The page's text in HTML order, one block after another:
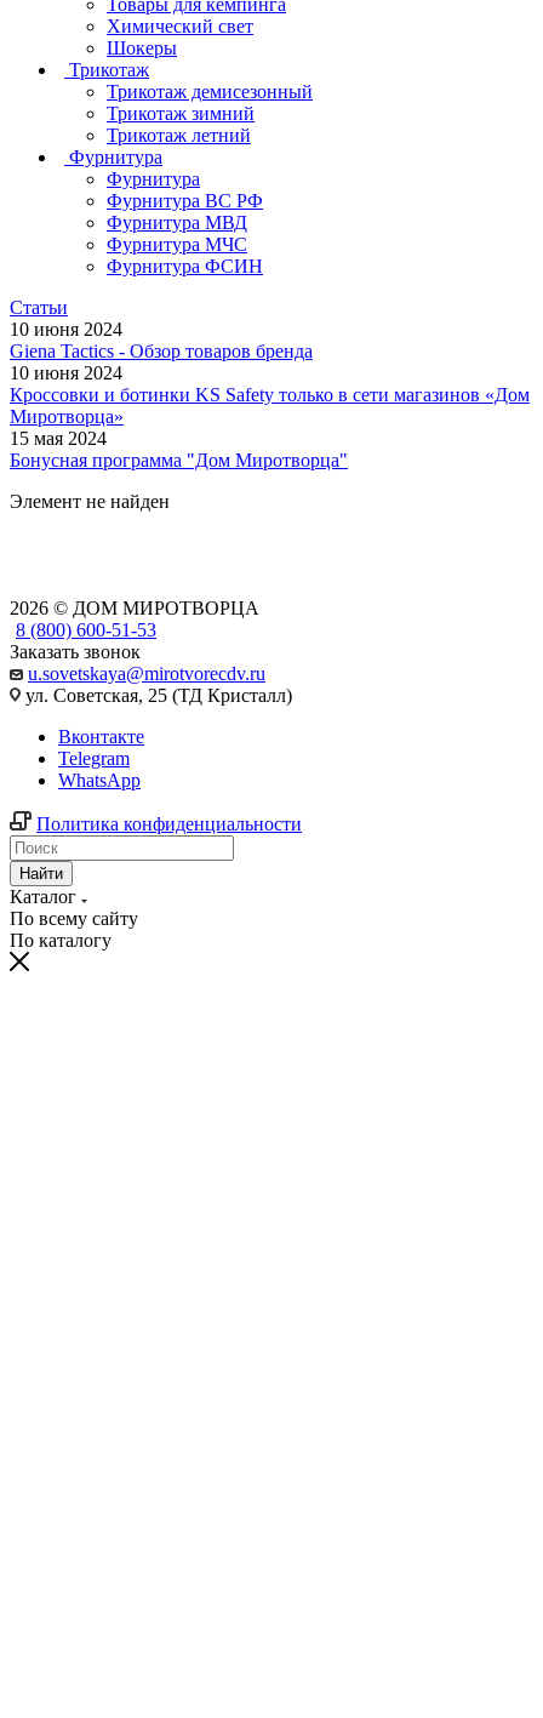
Товары для кемпинга
Химический свет
Шокеры
Трикотаж
Трикотаж демисезонный
Трикотаж зимний
Трикотаж летний
Фурнитура
Фурнитура
Фурнитура ВС РФ
Фурнитура МВД
Фурнитура МЧС
Фурнитура ФСИН
Статьи
10 июня 2024
Giena Tactics - Обзор товаров бренда
10 июня 2024
Кроссовки и ботинки KS Safety только в сети магазинов «Дом
Миротворца»
15 мая 2024
Бонусная программа "Дом Миротворца"
Элемент не найден
2026 © ДОМ МИРОТВОРЦА
8 (800) 600-51-53
Заказать звонок
u.sovetskaya@mirotvorecdv.ru
ул. Советская, 25 (ТД Кристалл)
Вконтакте
Telegram
WhatsApp
Политика конфиденциальности
Найти
Каталог
По всему сайту
По каталогу